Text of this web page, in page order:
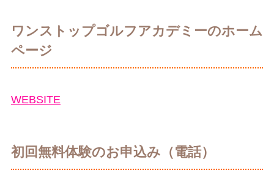
ワンストップゴルフアカデミーのホーム
ページ
WEBSITE
初回無料体験のお申込み（電話）